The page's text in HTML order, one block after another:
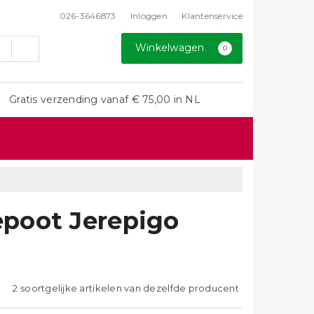
026-3646873 Inloggen Klantenservice
Winkelwagen 0
Gratis verzending vanaf € 75,00 in NL
Jerepigo
2 soortgelijke artikelen van dezelfde producent